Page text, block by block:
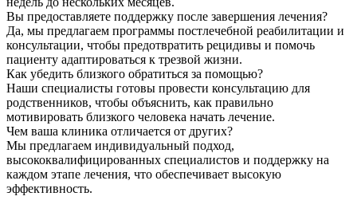
Вы предоставляете поддержку после завершения лечения?
Да, мы предлагаем программы постлечебной реабилитации и
консультации, чтобы предотвратить рецидивы и помочь
пациенту адаптироваться к трезвой жизни.
Как убедить близкого обратиться за помощью?
Наши специалисты готовы провести консультацию для
родственников, чтобы объяснить, как правильно
мотивировать близкого человека начать лечение.
Чем ваша клиника отличается от других?
Мы предлагаем индивидуальный подход,
высококвалифицированных специалистов и поддержку на
каждом этапе лечения, что обеспечивает высокую
эффективность.